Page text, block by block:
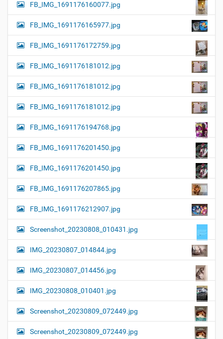
FB_IMG_1691176160077.jpg
FB_IMG_1691176165977.jpg
FB_IMG_1691176172759.jpg
FB_IMG_1691176181012.jpg
FB_IMG_1691176181012.jpg
FB_IMG_1691176181012.jpg
FB_IMG_1691176194768.jpg
FB_IMG_1691176201450.jpg
FB_IMG_1691176201450.jpg
FB_IMG_1691176207865.jpg
FB_IMG_1691176212907.jpg
Screenshot_20230808_010431.jpg
IMG_20230807_014844.jpg
IMG_20230807_014456.jpg
IMG_20230808_010401.jpg
Screenshot_20230809_072449.jpg
Screenshot_20230809_072449.jpg